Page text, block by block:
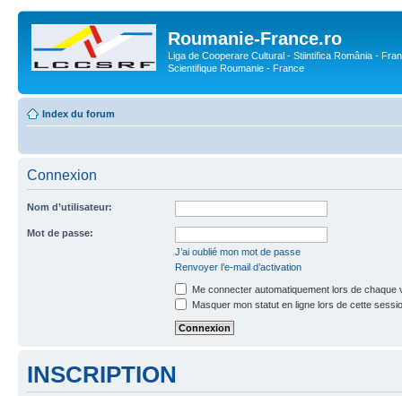
Roumanie-France.ro
Liga de Cooperare Cultural - Stiintifica România -
Scientifique Roumanie - France
Index du forum
Connexion
Nom d’utilisateur:
Mot de passe:
J’ai oublié mon mot de passe
Renvoyer l’e-mail d’activation
Me connecter automatiquement lors de chaque
Masquer mon statut en ligne lors de cette
INSCRIPTION